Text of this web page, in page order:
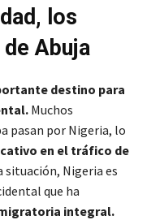
los
Abuja
destino para
Muchos
pasan por Nigeria, lo
en el tráfico de
situación, Nigeria es
que ha
integral.